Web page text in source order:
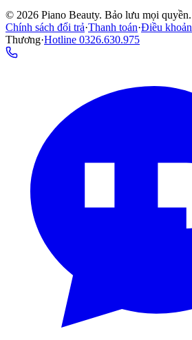
© 2026 Piano Beauty. Bảo lưu mọi quyền.
Chính sách đổi trả·Thanh toán·Điều khoản
Thương·Hotline 0326.630.975